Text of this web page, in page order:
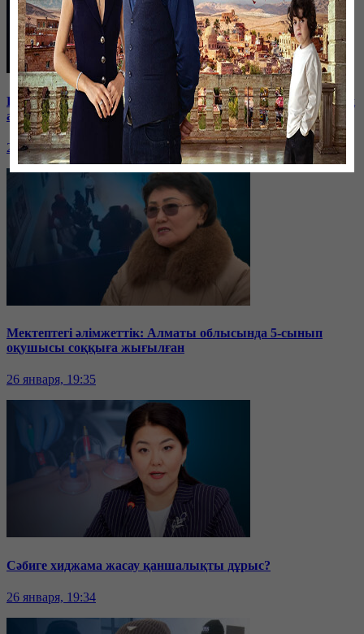
Баспанасын ала алмай жүрген бір топ шымкенттік әкімдік
алдына түнеуге келді
26 января, 19:35
Мектептегі әлімжеттік: Алматы облысында 5-сынып
оқушысы соққыға жығылған
26 января, 19:35
Сәбиге хиджама жасау қаншалықты дұрыс?
26 января, 19:34